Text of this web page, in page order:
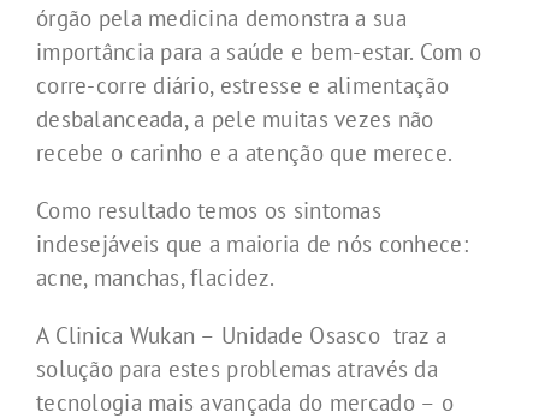
órgão pela medicina demonstra a sua
importância para a saúde e bem-estar. Com o
corre-corre diário, estresse e alimentação
desbalanceada, a pele muitas vezes não
recebe o carinho e a atenção que merece.
Como resultado temos os sintomas
indesejáveis que a maioria de nós conhece:
acne, manchas, flacidez.
A Clinica Wukan – Unidade Osasco traz a
solução para estes problemas através da
tecnologia mais avançada do mercado – o